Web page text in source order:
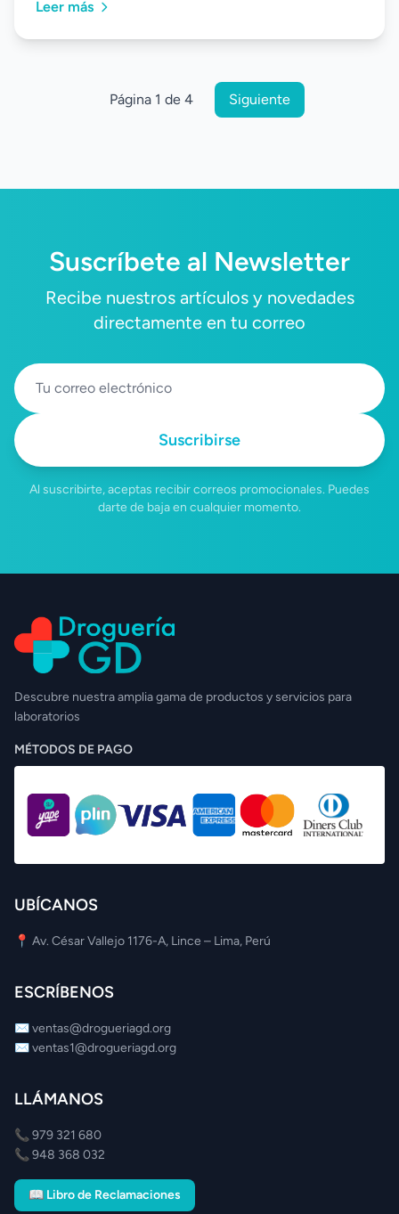
Leer más
Página 1 de 4 Siguiente
Suscríbete al Newsletter
Recibe nuestros artículos y novedades
directamente en tu correo
Suscribirse
Al suscribirte, aceptas recibir correos promocionales. Puedes
darte de baja en cualquier momento.
Descubre nuestra amplia gama de productos y servicios para
laboratorios
MÉTODOS DE PAGO
UBÍCANOS
📍 Av. César Vallejo 1176-A, Lince – Lima, Perú
ESCRÍBENOS
✉️ventas@drogueriagd.org
✉️ventas1@drogueriagd.org
LLÁMANOS
📞 979 321 680
📞 948 368 032
📖 Libro de Reclamaciones